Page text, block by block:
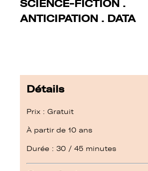
SCIENCE-FICTION .
ANTICIPATION . DATA
Détails
Prix : Gratuit
À partir de 10 ans
Durée : 30 / 45 minutes